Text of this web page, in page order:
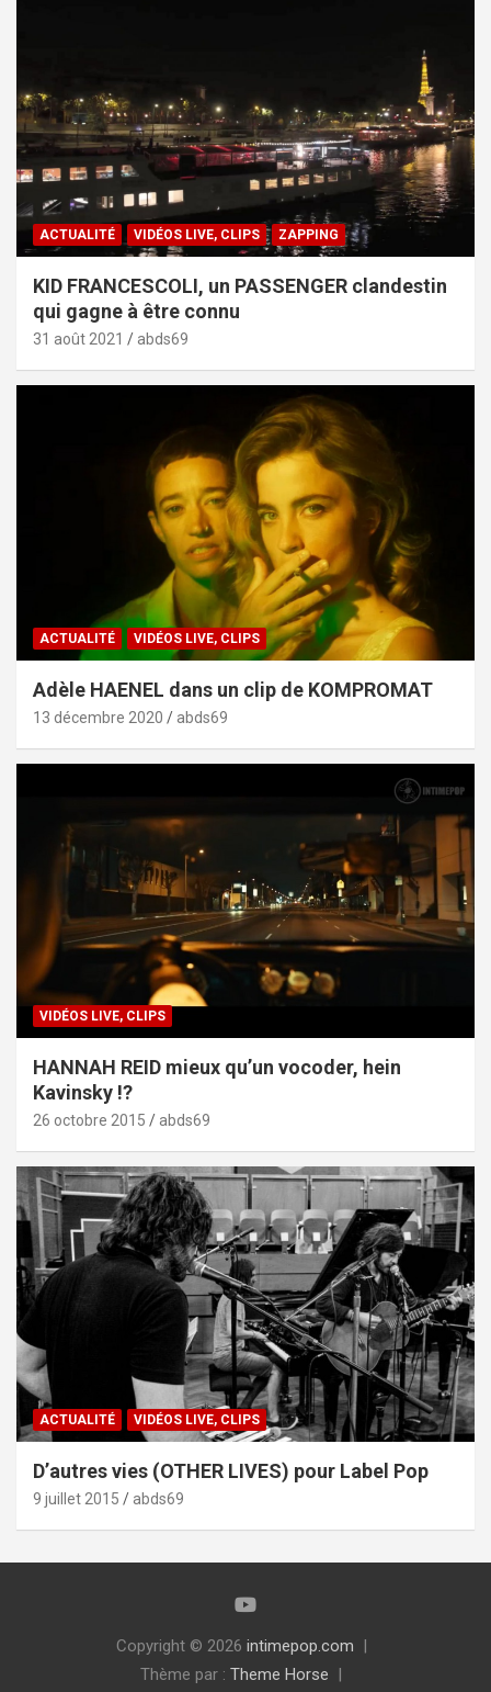
ACTUALITÉ VIDÉOS LIVE, CLIPS ZAPPING
KID FRANCESCOLI, un PASSENGER clandestin
qui gagne à être connu
31 août 2021 abds69
ACTUALITÉ VIDÉOS LIVE, CLIPS
Adèle HAENEL dans un clip de KOMPROMAT
13 décembre 2020 abds69
VIDÉOS LIVE, CLIPS
HANNAH REID mieux qu’un vocoder, hein
Kavinsky !?
26 octobre 2015 abds69
ACTUALITÉ VIDÉOS LIVE, CLIPS
D’autres vies (OTHER LIVES) pour Label Pop
9 juillet 2015 abds69
Copyright © 2026 intimepop.com
Thème par : Theme Horse